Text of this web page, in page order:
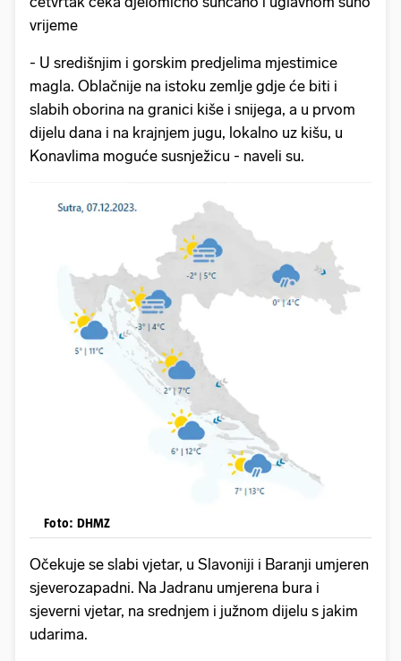
vrijeme
- U središnjim i gorskim predjelima mjestimice
magla. Oblačnije na istoku zemlje gdje će biti i
slabih oborina na granici kiše i snijega, a u prvom
dijelu dana i na krajnjem jugu, lokalno uz kišu, u
Konavlima moguće susnježicu - naveli su.
Foto: DHMZ
Očekuje se slabi vjetar, u Slavoniji i Baranji umjeren
sjeverozapadni. Na Jadranu umjerena bura i
sjeverni vjetar, na srednjem i južnom dijelu s jakim
udarima.